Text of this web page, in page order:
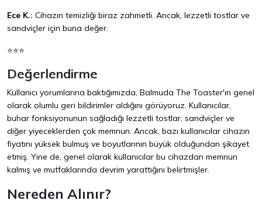
Ece K.: Cihazın temizliği biraz zahmetli. Ancak, lezzetli tostlar ve
sandviçler için buna değer.
⭐⭐⭐
Değerlendirme
Kullanıcı yorumlarına baktığımızda, Balmuda The Toaster'ın genel
olarak olumlu geri bildirimler aldığını görüyoruz. Kullanıcılar,
buhar fonksiyonunun sağladığı lezzetli tostlar, sandviçler ve
diğer yiyeceklerden çok memnun. Ancak, bazı kullanıcılar cihazın
fiyatını yüksek bulmuş ve boyutlarının büyük olduğundan şikayet
etmiş. Yine de, genel olarak kullanıcılar bu cihazdan memnun
kalmış ve mutfaklarında devrim yarattığını belirtmişler.
Nereden Alınır?